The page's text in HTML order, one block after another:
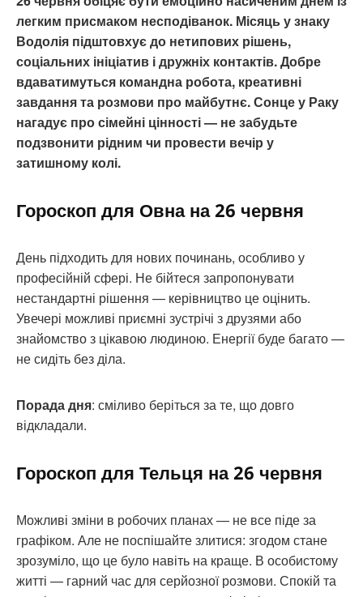
легким присмаком несподіванок. Місяць у знаку
Водолія підштовхує до нетипових рішень,
соціальних ініціатив і дружніх контактів. Добре
вдаватимуться командна робота, креативні
завдання та розмови про майбутнє. Сонце у Раку
нагадує про сімейні цінності — не забудьте
подзвонити рідним чи провести вечір у
затишному колі.
Гороскоп для Овна на 26 червня
День підходить для нових починань, особливо у
професійній сфері. Не бійтеся запропонувати
нестандартні рішення — керівництво це оцінить.
Увечері можливі приємні зустрічі з друзями або
знайомство з цікавою людиною. Енергії буде багато —
не сидіть без діла.
Порада дня: сміливо беріться за те, що довго
відкладали.
Гороскоп для Тельця на 26 червня
Можливі зміни в робочих планах — не все піде за
графіком. Але не поспішайте злитися: згодом стане
зрозуміло, що це було навіть на краще. В особистому
житті — гарний час для серйозної розмови. Спокій та